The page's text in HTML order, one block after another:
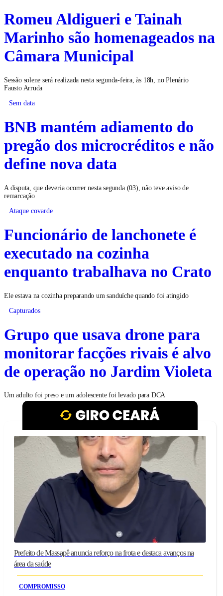
Romeu Aldigueri e Tainah
Marinho são homenageados na
Câmara Municipal
Sessão solene será realizada nesta segunda-feira, às 18h, no Plenário
Fausto Arruda
Sem data
BNB mantém adiamento do
pregão dos microcréditos e não
define nova data
A disputa, que deveria ocorrer nesta segunda (03), não teve aviso de
remarcação
Ataque covarde
Funcionário de lanchonete é
executado na cozinha
enquanto trabalhava no Crato
Ele estava na cozinha preparando um sanduíche quando foi atingido
Capturados
Grupo que usava drone para
monitorar facções rivais é alvo
de operação no Jardim Violeta
Um adulto foi preso e um adolescente foi levado para DCA
Prefeito de Massapê anuncia reforço na frota e destaca avanços na
área da saúde
COMPROMISSO